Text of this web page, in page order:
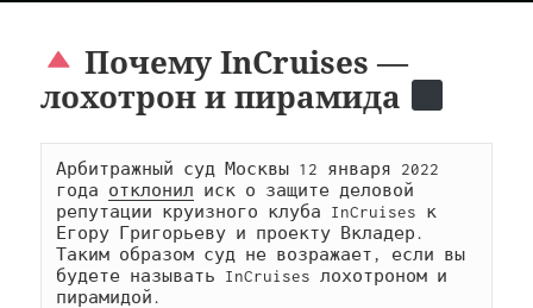
Почему InCruises —
лохотрон и пирамида
Арбитражный суд Москвы 12 января 2022
года отклонил иск о защите деловой
репутации круизного клуба InCruises к
Егору Григорьеву и проекту Вкладер.
Таким образом суд не возражает, если вы
будете называть InCruises лохотроном и
пирамидой.